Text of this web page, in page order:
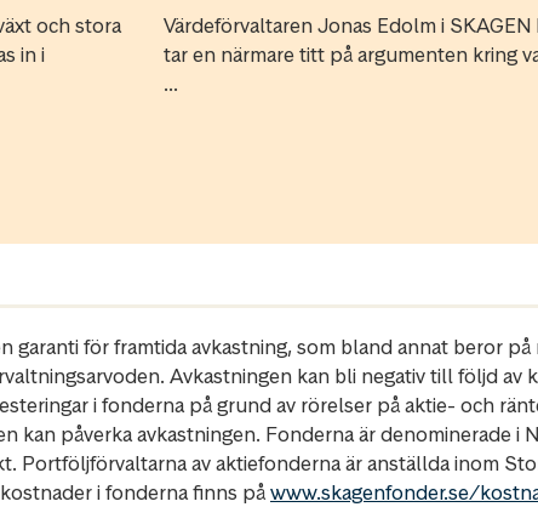
och stora
in i
Värdeförvaltaren Jonas Edolm i SKAGEN
tar en närmare titt på argumenten kring
...
garanti för framtida avkastning, som bland annat beror
Avkastningen kan bli negativ till följd av
i fonderna på grund av rörelser på aktie- och
kan påverka avkastningen. Fonderna är denominerade i
Portföljförvaltarna av aktiefonderna är anställda inom
i fonderna finns påwww.skagenfonder.se/